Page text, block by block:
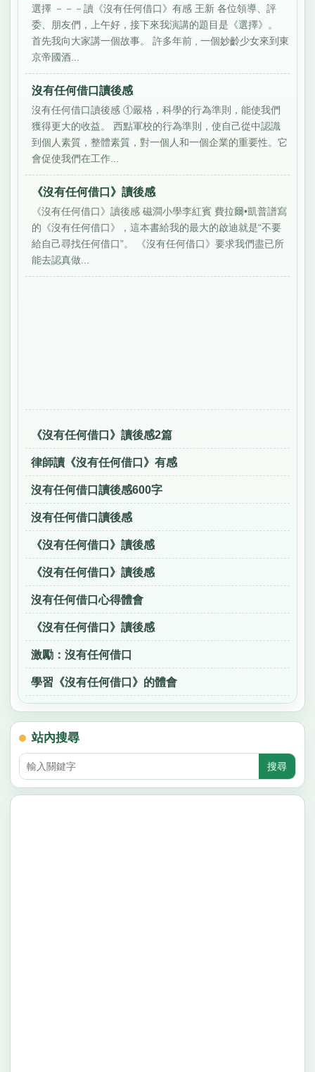
選擇 －－－讀《沒有任何借口》有感 王新 各位領導、評
委、朋友們，上午好，接下來我演講的題目是《選擇》。
首先我向大家講一個故事。 許多年前 , 一個妙齡少女來到東
京帝國酒...
沒有任何借口讀後感
沒有任何借口讀後感 ①嚴格，科學的行為準則，能使我們
獲得更大的收益。 西點軍校的行為準則，使自己從中認識
到個人素質，整體素質，對一個人和一個企業的重要性。它
會促使我們在工作...
《沒有任何借口》讀後感
《沒有任何借口》讀後感 磁澗小學李紅賓 費拉爾•凱普譜寫
的《沒有任何借口》，這本書給我的最大的啟迪就是“不要
給自己尋找任何借口”。 《沒有任何借口》要求我們盡已所
能去認真做...
《沒有任何借口》讀後感2篇
律師讀《沒有任何借口》有感
沒有任何借口讀後感600字
沒有任何借口讀後感
《沒有任何借口》讀後感
《沒有任何借口》讀後感
沒有任何借口心得體會
《沒有任何借口》讀後感
激勵：沒有任何借口
學習《沒有任何借口》的體會
站內搜尋